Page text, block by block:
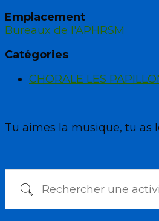
Emplacement
Bureaux de l'APHRSM
Catégories
CHORALE LES
Tu aimes la musique, tu as
Rechercher une activité